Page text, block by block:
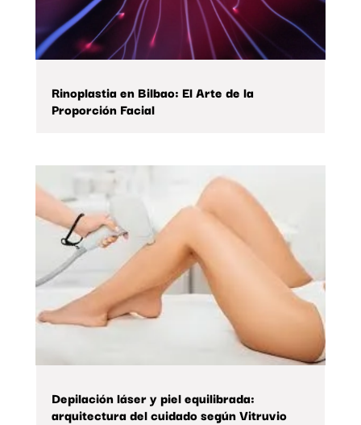
Rinoplastia en Bilbao: El Arte de la
Proporción Facial
Depilación láser y piel equilibrada:
arquitectura del cuidado según Vitruvio